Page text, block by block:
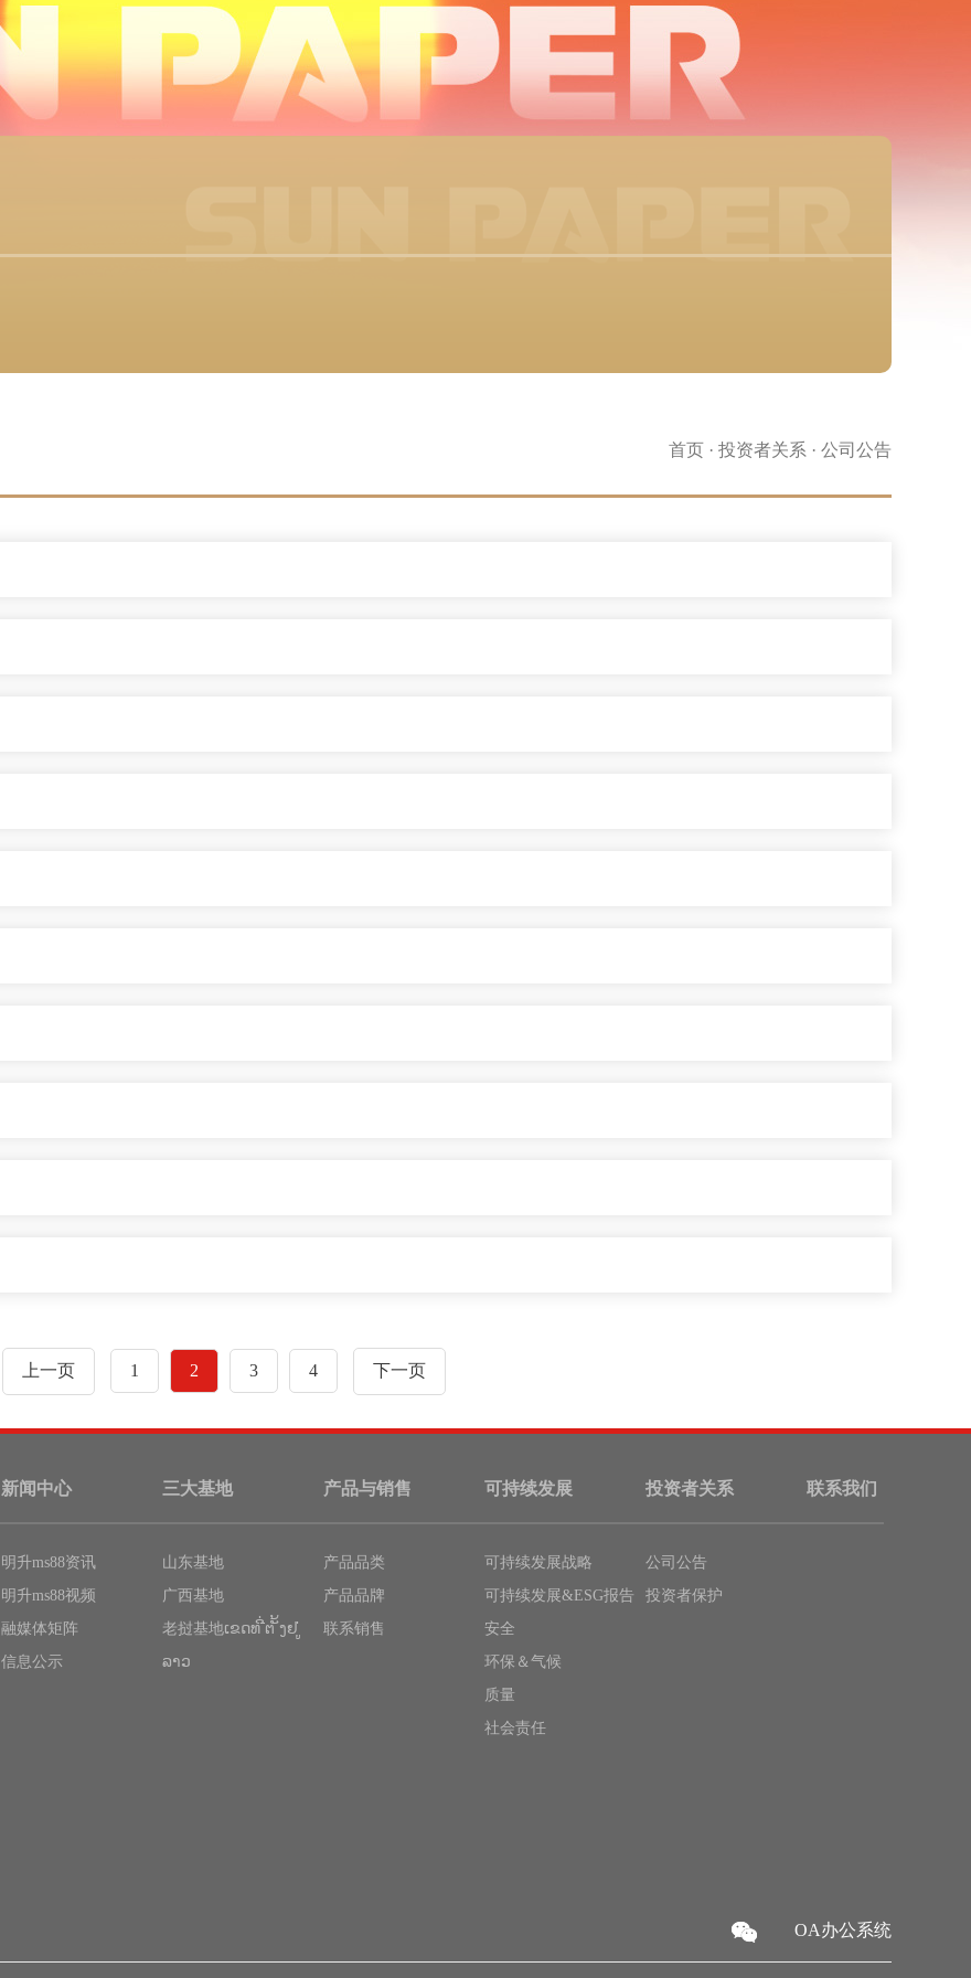
首页 · 投资者关系 · 公司公告
上一页 1 2 3 4 下一页
新闻中心
明升ms88资讯
明升ms88视频
融媒体矩阵
信息公示
三大基地
山东基地
广西基地
老挝基地ເຂດທ ີ່ຕ ັ້ງຢ ູ່
ລາວ
产品与销售
产品品类
产品品牌
联系销售
可持续发展
可持续发展战略
可持续发展&ESG报告
安全
环保＆气候
质量
社会责任
投资者关系
公司公告
投资者保护
联系我们
OA办公系统